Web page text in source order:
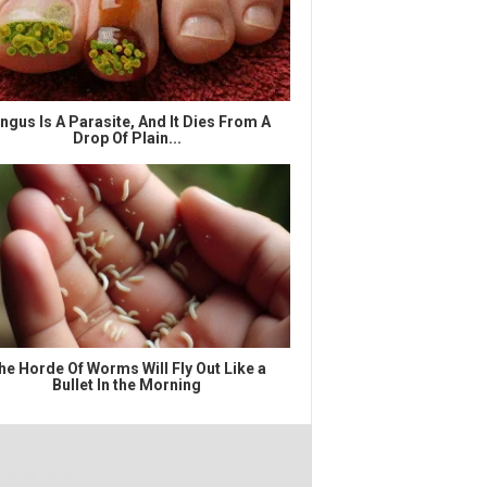
Is A Parasite, And It Dies From A
Drop Of Plain...
Horde Of Worms Will Fly Out Like a
Bullet In the Morning